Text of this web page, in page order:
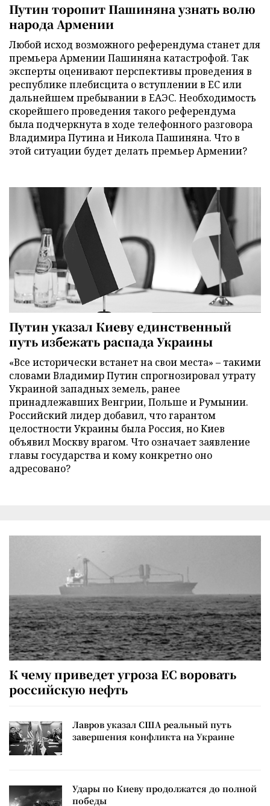
Путин торопит Пашиняна узнать волю
народа Армении
Любой исход возможного референдума станет для
премьера Армении Пашиняна катастрофой. Так
эксперты оценивают перспективы проведения в
республике плебисцита о вступлении в ЕС или
дальнейшем пребывании в ЕАЭС. Необходимость
скорейшего проведения такого референдума
была подчеркнута в ходе телефонного разговора
Владимира Путина и Никола Пашиняна. Что в
этой ситуации будет делать премьер Армении?
Путин указал Киеву единственный
путь избежать распада Украины
«Все исторически встанет на свои места» – такими
словами Владимир Путин спрогнозировал утрату
Украиной западных земель, ранее
принадлежавших Венгрии, Польше и Румынии.
Российский лидер добавил, что гарантом
целостности Украины была Россия, но Киев
объявил Москву врагом. Что означает заявление
главы государства и кому конкретно оно
адресовано?
К чему приведет угроза ЕС воровать
российскую нефть
Лавров указал США реальный путь
завершения конфликта на Украине
Удары по Киеву продолжатся до полной
победы